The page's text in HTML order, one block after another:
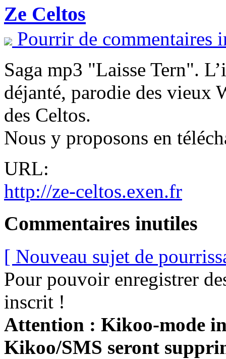
Ze Celtos
Pourrir de commentaires
Saga mp3 "Laisse Tern".
déjanté, parodie des vieux
des Celtos.
Nous y proposons en
URL:
http://ze-celtos.exen.fr
Commentaires inutiles
[ Nouveau sujet de
Pour pouvoir enregistrer
inscrit !
Attention : Kikoo-mode
Kikoo/SMS seront